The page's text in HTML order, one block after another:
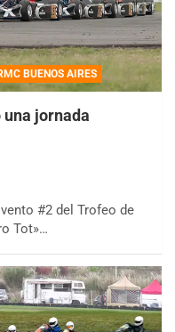
BUENOS AIRES
una jornada
#2 del Trofeo de
Tot»…